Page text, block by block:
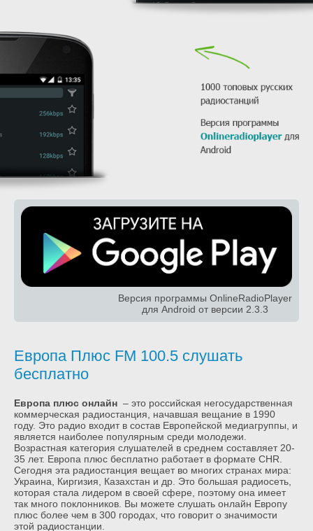
Версия программы OnlineRadioPlayer
для Android от версии 2.3.3
Европа Плюс FM 100.5 слушать
бесплатно
Европа плюс онлайн – это российская негосударственная
коммерческая радиостанция, начавшая вещание в 1990
году. Это радио входит в состав Европейской медиагруппы, и
является наиболее популярным среди молодежи.
Возрастная категория слушателей в среднем составляет 20-
35 лет. Европа плюс бесплатно работает в формате СHR.
Сегодня эта радиостанция вещает во многих странах мира:
Украина, Киргизия, Казахстан и др. Это большая радиосеть,
которая стала лидером в своей сфере, поэтому она имеет
так много поклонников. Вы можете слушать онлайн Европу
плюс более чем в 300 городах, что говорит о значимости
этой радиостанции.